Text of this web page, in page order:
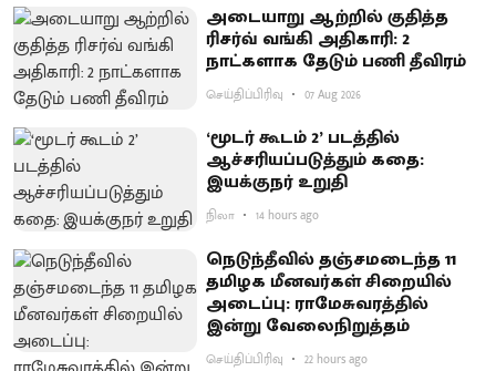
அடையாறு ஆற்றில் குதித்த
ரிசர்வ் வங்கி அதிகாரி: 2
நாட்களாக தேடும் பணி தீவிரம்
செய்திப்பிரிவு 07 Aug 2026
‘மூடர் கூடம் 2’ படத்தில்
ஆச்சரியப்படுத்​தும் கதை:
இயக்குநர் உறுதி
நிலா 14 hours ago
நெடுந்தீவில் தஞ்சமடைந்த 11
தமிழக மீனவர்கள் சிறையில்
அடைப்பு: ராமேசுவரத்தில்
இன்று வேலைநிறுத்தம்
செய்திப்பிரிவு 22 hours ago